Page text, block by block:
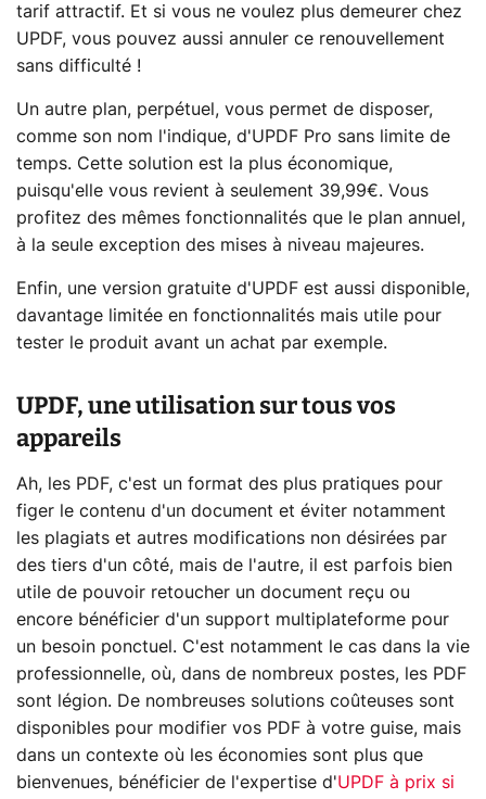
tarif attractif. Et si vous ne voulez plus demeurer chez
UPDF, vous pouvez aussi annuler ce renouvellement
sans difficulté !
Un autre plan, perpétuel, vous permet de disposer,
comme son nom l'indique, d'UPDF Pro sans limite de
temps. Cette solution est la plus économique,
puisqu'elle vous revient à seulement 39,99€. Vous
profitez des mêmes fonctionnalités que le plan annuel,
à la seule exception des mises à niveau majeures.
Enfin, une version gratuite d'UPDF est aussi disponible,
davantage limitée en fonctionnalités mais utile pour
tester le produit avant un achat par exemple.
UPDF, une utilisation sur tous vos
appareils
Ah, les PDF, c'est un format des plus pratiques pour
figer le contenu d'un document et éviter notamment
les plagiats et autres modifications non désirées par
des tiers d'un côté, mais de l'autre, il est parfois bien
utile de pouvoir retoucher un document reçu ou
encore bénéficier d'un support multiplateforme pour
un besoin ponctuel. C'est notamment le cas dans la vie
professionnelle, où, dans de nombreux postes, les PDF
sont légion. De nombreuses solutions coûteuses sont
disponibles pour modifier vos PDF à votre guise, mais
dans un contexte où les économies sont plus que
bienvenues, bénéficier de l'expertise d'UPDF à prix si